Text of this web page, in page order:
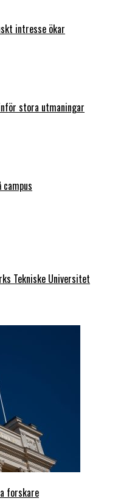
intresse ökar
stora utmaningar
Tekniske Universitet
forskare